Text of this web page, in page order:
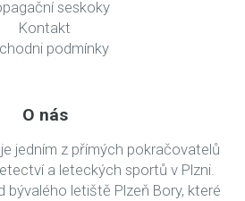
seskoky
Kontakt
podmínky
O nás
jedním z přímých pokračovatelů
a leteckých sportů v Plzni.
bývalého letiště Plzeň Bory, které